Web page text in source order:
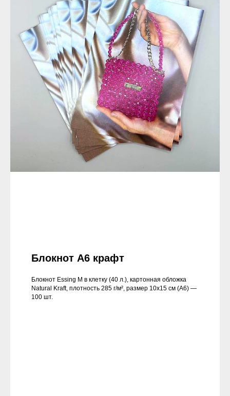
Блокнот А6 крафт
Блокнот Essing M в клетку (40 л.), картонная обложка
Natural Kraft, плотность 285 г/м², размер 10х15 см (А6) —
100 шт.